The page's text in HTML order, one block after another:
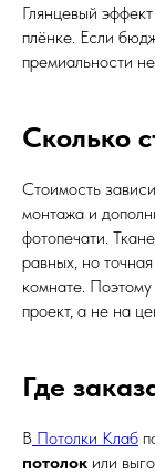
Глянцевый
плёнке. Если
премиальности
Сколько
Стоимость
монтажа и
фотопечати.
равных, но
комнате.
проект, а не на
Где
В Потолки Клаб
потолок или